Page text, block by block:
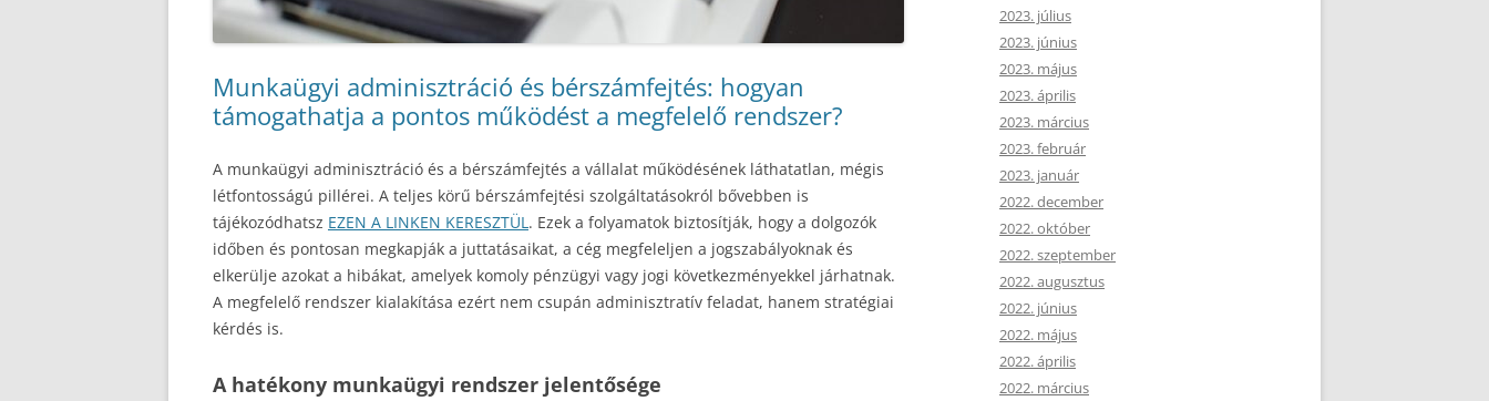
Munkaügyi adminisztráció és bérszámfejtés: hogyan
támogathatja a pontos működést a megfelelő rendszer?
A munkaügyi adminisztráció és a bérszámfejtés a vállalat működésének láthatatlan, mégis
létfontosságú pillérei. A teljes körű bérszámfejtési szolgáltatásokról bővebben is
tájékozódhatsz EZEN A LINKEN KERESZTÜL. Ezek a folyamatok biztosítják, hogy a dolgozók
időben és pontosan megkapják a juttatásaikat, a cég megfeleljen a jogszabályoknak és
elkerülje azokat a hibákat, amelyek komoly pénzügyi vagy jogi következményekkel járhatnak.
A megfelelő rendszer kialakítása ezért nem csupán adminisztratív feladat, hanem stratégiai
kérdés is.
A hatékony munkaügyi rendszer jelentősége
2023. július
2023. június
2023. május
2023. április
2023. március
2023. február
2023. január
2022. december
2022. október
2022. szeptember
2022. augusztus
2022. június
2022. május
2022. április
2022. március